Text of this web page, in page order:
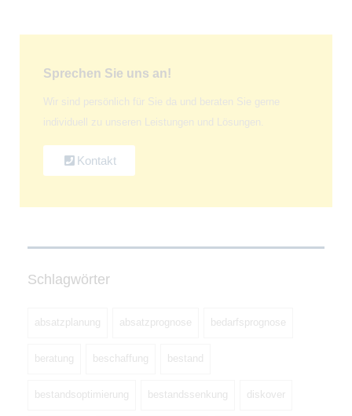
Sprechen Sie uns an!
Wir sind persönlich für Sie da und beraten Sie gerne
individuell zu unseren Leistungen und Lösungen.
Kontakt
Schlagwörter
absatzplanung absatzprognose bedarfsprognose
beratung beschaffung bestand
bestandsoptimierung bestandssenkung diskover